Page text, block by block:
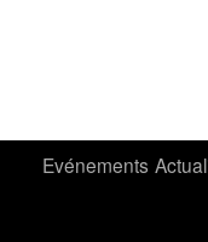
Evénements